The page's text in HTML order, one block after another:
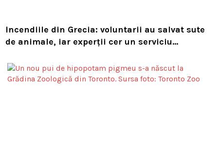
Incendiile din Grecia: voluntarii au salvat sute
de animale, iar experții cer un serviciu